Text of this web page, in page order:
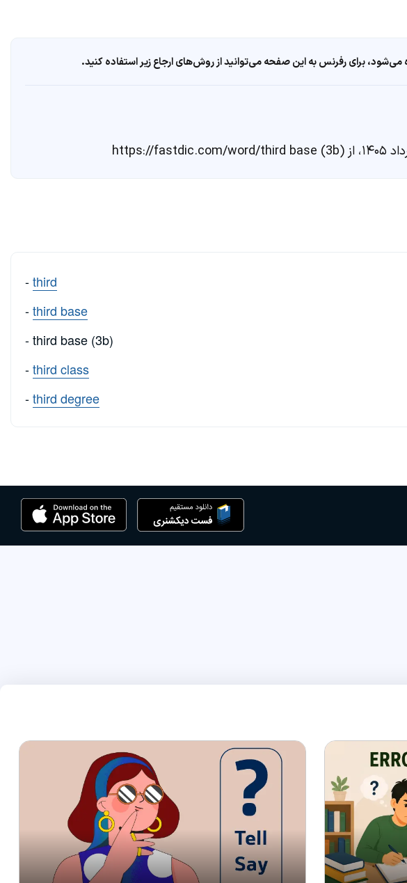
برای رفرنس به این صفحه می‌توانید از روش‌های ارجاع زیر استفاده کنید.
-third
-third base
- third base (3b)
-third class
-third degree